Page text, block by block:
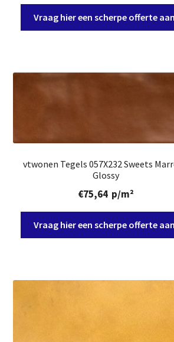
Vraag hier een scherpe offerte
vtwonen Tegels 057X232 Sweets
Glossy
€75,64 p/m²
Vraag hier een scherpe offerte